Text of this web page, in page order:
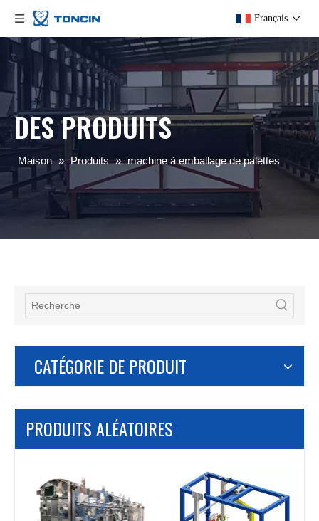
Français
DES PRODUITS
Maison » Produits » machine à emballage de palettes
CATÉGORIE DE PRODUIT
PRODUITS ALÉATOIRES